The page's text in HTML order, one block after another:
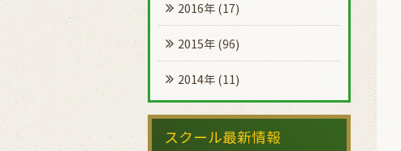
2016年 (17)
2015年 (96)
2014年 (11)
スクール最新情報